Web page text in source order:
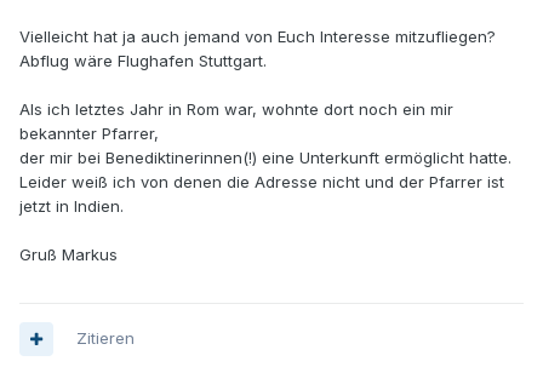
Vielleicht hat ja auch jemand von Euch Interesse mitzufliegen?
Abflug wäre Flughafen Stuttgart.
Als ich letztes Jahr in Rom war, wohnte dort noch ein mir
bekannter Pfarrer,
der mir bei Benediktinerinnen(!) eine Unterkunft ermöglicht hatte.
Leider weiß ich von denen die Adresse nicht und der Pfarrer ist
jetzt in Indien.
Gruß Markus
Zitieren